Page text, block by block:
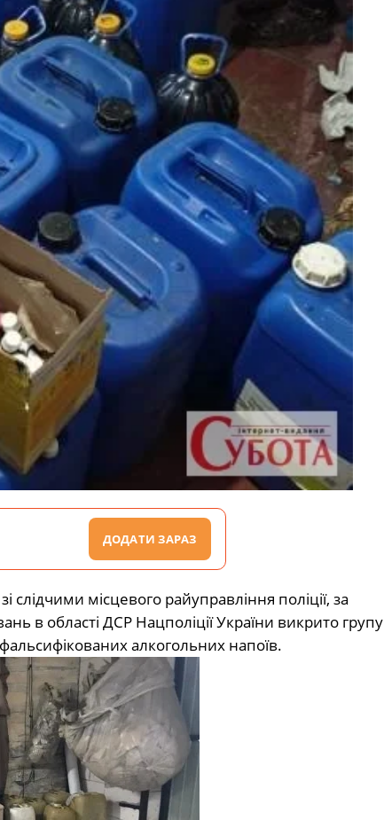
ДОДАТИ ЗАРАЗ
місцевого райуправління поліції, за
в області ДСР Нацполіції України викрито групу
алкогольних напоїв.